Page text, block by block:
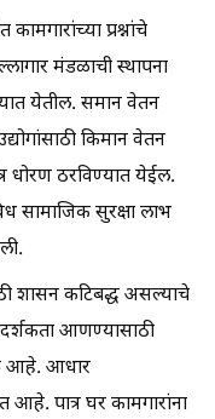
कामगारांच्या प्रश्नांचे
मंडळाची स्थापना
येतील. समान वेतन
किमान वेतन
धोरण ठरविण्यात येईल.
सामाजिक सुरक्षा लाभ
शासन कटिबद्ध असल्याचे
आणण्यासाठी
आहे. आधार
आहे. पात्र घर कामगारांना